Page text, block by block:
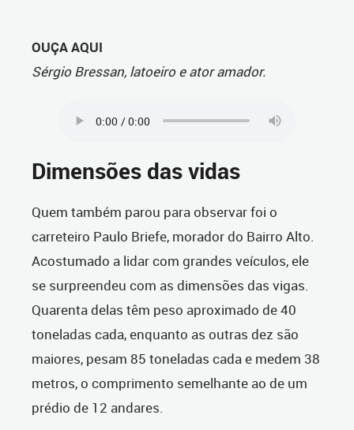
OUÇA AQUI
Sérgio Bressan, latoeiro e ator amador.
Dimensões das vidas
Quem também parou para observar foi o
carreteiro Paulo Briefe, morador do Bairro Alto.
Acostumado a lidar com grandes veículos, ele
se surpreendeu com as dimensões das vigas.
Quarenta delas têm peso aproximado de 40
toneladas cada, enquanto as outras dez são
maiores, pesam 85 toneladas cada e medem 38
metros, o comprimento semelhante ao de um
prédio de 12 andares.